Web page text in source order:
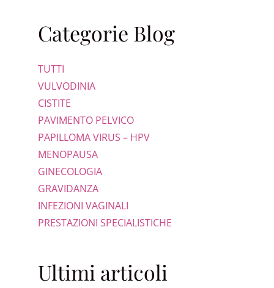
Categorie Blog
TUTTI
VULVODINIA
CISTITE
PAVIMENTO PELVICO
PAPILLOMA VIRUS – HPV
MENOPAUSA
GINECOLOGIA
GRAVIDANZA
INFEZIONI VAGINALI
PRESTAZIONI SPECIALISTICHE
Ultimi articoli